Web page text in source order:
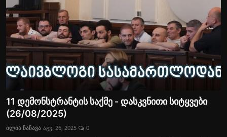
11 დემონსტრანტის საქმე - დასკვნითი სიტყვები
(26/08/2025)
ილია ჩაჩავა აგვ. 26, 2025 0